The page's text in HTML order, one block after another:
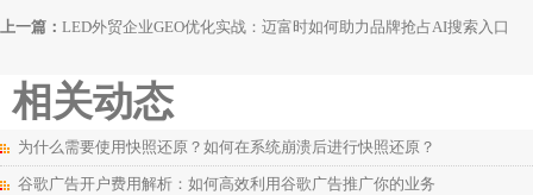
上一篇： LED外贸企业GEO优化实战：迈富时如何助力品牌抢占AI搜索入口
相关动态
为什么需要使用快照还原？如何在系统崩溃后进行快照还原？
谷歌广告开户费用解析：如何高效利用谷歌广告推广你的业务